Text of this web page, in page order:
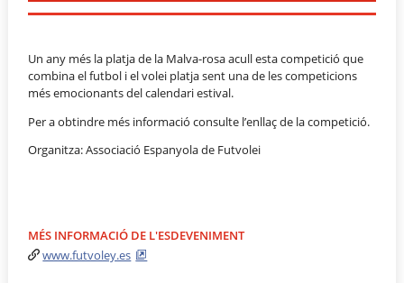
Un any més la platja de la Malva-rosa acull esta competició que
combina el futbol i el volei platja sent una de les competicions
més emocionants del calendari estival.
Per a obtindre més informació consulte l’enllaç de la competició.
Organitza: Associació Espanyola de Futvolei
MÉS INFORMACIÓ DE L'ESDEVENIMENT
www.futvoley.es